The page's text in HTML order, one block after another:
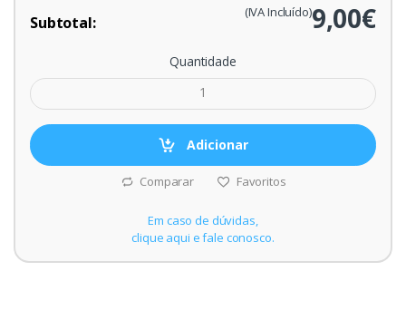
Subtotal: 9,00€
(IVA Incluído)
Quantidade
Adicionar
Comparar Favoritos
Em caso de dúvidas,
clique aqui e fale conosco.